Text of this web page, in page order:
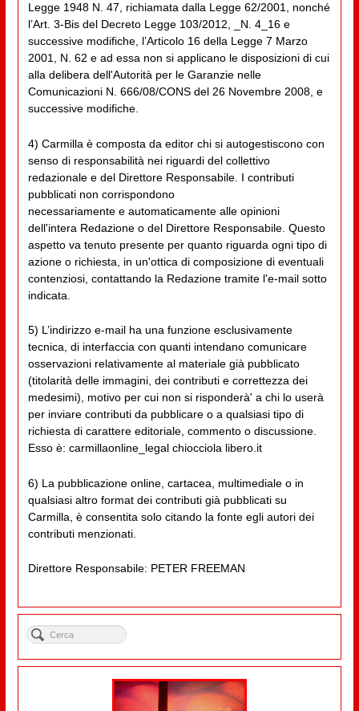
Legge 1948 N. 47, richiamata dalla Legge 62/2001, nonché
l’Art. 3-Bis del Decreto Legge 103/2012, _N. 4_16 e
successive modifiche, l’Articolo 16 della Legge 7 Marzo
2001, N. 62 e ad essa non si applicano le disposizioni di cui
alla delibera dell'Autorità per le Garanzie nelle
Comunicazioni N. 666/08/CONS del 26 Novembre 2008, e
successive modifiche.
4) Carmilla è composta da editor chi si autogestiscono con
senso di responsabilità nei riguardi del collettivo
redazionale e del Direttore Responsabile. I contributi
pubblicati non corrispondono
necessariamente e automaticamente alle opinioni
dell'intera Redazione o del Direttore Responsabile. Questo
aspetto va tenuto presente per quanto riguarda ogni tipo di
azione o richiesta, in un'ottica di composizione di eventuali
contenziosi, contattando la Redazione tramite l'e-mail sotto
indicata.
5) L’indirizzo e-mail ha una funzione esclusivamente
tecnica, di interfaccia con quanti intendano comunicare
osservazioni relativamente al materiale già pubblicato
(titolarità delle immagini, dei contributi e correttezza dei
medesimi), motivo per cui non si risponderà' a chi lo userà
per inviare contributi da pubblicare o a qualsiasi tipo di
richiesta di carattere editoriale, commento o discussione.
Esso è: carmillaonline_legal chiocciola libero.it
6) La pubblicazione online, cartacea, multimediale o in
qualsiasi altro format dei contributi già pubblicati su
Carmilla, è consentita solo citando la fonte egli autori dei
contributi menzionati.
Direttore Responsabile: PETER FREEMAN